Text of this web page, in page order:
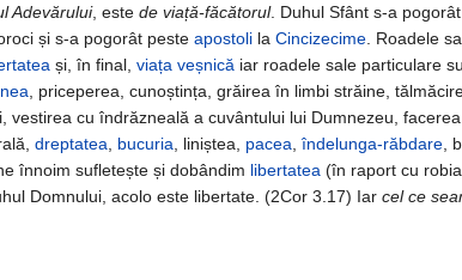
Adevărului, este de viață-făcătorul. Duhul Sfânt s-a
și s-a pogorât peste apostoli la Cincizecime . Roadele
și, în final, viața veșnică iar roadele sale particulare
, priceperea, cunoștința, grăirea în limbi străine,
vestirea cu îndrăzneală a cuvântului lui Dumnezeu,
dreptatea bucuria , liniștea, pacea ,îndelunga-răbdare ,
ne înnoim sufletește și dobândim libertatea (în raport cu robia
Domnului, acolo este libertate. (2Cor 3.17) Iar cel ce